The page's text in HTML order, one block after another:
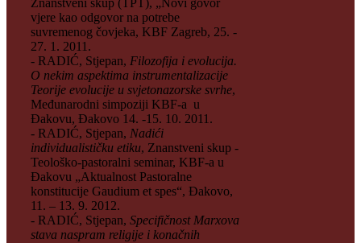
vjere kao odgovor na potrebe
suvremenog čovjeka, KBF Zagreb, 25. -
27. 1. 2011.
- RADIĆ, Stjepan, Filozofija i evolucija.
O nekim aspektima instrumentalizacije
Teorije evolucije u svjetonazorske svrhe,
Međunarodni simpoziji KBF-a u
Đakovu, Đakovo 14. -15. 10. 2011.
- RADIĆ, Stjepan, Nadići
individualističku etiku, Znanstveni skup -
Teološko-pastoralni seminar, KBF-a u
Đakovu „Aktualnost Pastoralne
konstitucije Gaudium et spes“, Đakovo,
11. – 13. 9. 2012.
- RADIĆ, Stjepan, Specifičnost Marxova
stava naspram religije i konačnih